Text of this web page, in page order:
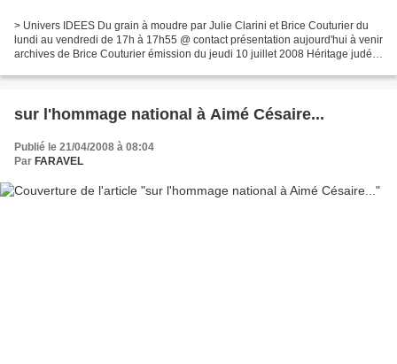
> Univers IDEES Du grain à moudre par Julie Clarini et Brice Couturier du
lundi au vendredi de 17h à 17h55 @ contact présentation aujourd'hui à venir
archives de Brice Couturier émission du jeudi 10 juillet 2008 Héritage judéo-
sur l'hommage national à Aimé Césaire...
Publié le 21/04/2008 à 08:04
Par FARAVEL